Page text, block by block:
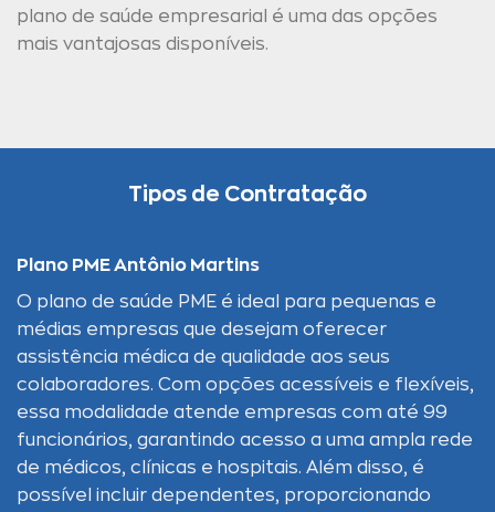
plano de saúde empresarial é uma das opções
mais vantajosas disponíveis.
Tipos de Contratação
Plano PME Antônio Martins
O plano de saúde PME é ideal para pequenas e
médias empresas que desejam oferecer
assistência médica de qualidade aos seus
colaboradores. Com opções acessíveis e flexíveis,
essa modalidade atende empresas com até 99
funcionários, garantindo acesso a uma ampla rede
de médicos, clínicas e hospitais. Além disso, é
possível incluir dependentes, proporcionando